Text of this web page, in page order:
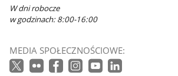
W dni robocze
w godzinach: 8:00-16:00
MEDIA SPOŁECZNOŚCIOWE: